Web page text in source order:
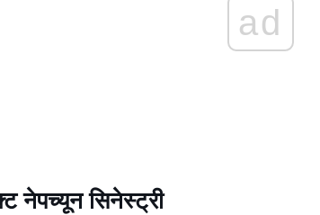
ad
नेपच्यून सिनेस्ट्री